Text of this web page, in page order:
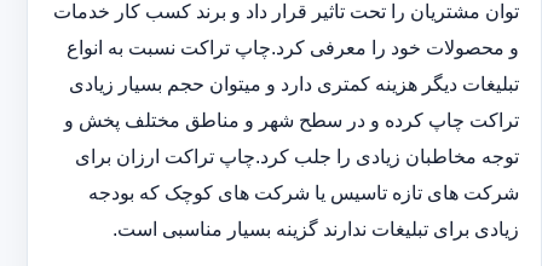
توان مشتریان را تحت تاثیر قرار داد و برند کسب کار خدمات
و محصولات خود را معرفی کرد.چاپ تراکت نسبت به انواع
تبلیغات دیگر هزینه کمتری دارد و می‎توان حجم بسیار زیادی
تراکت چاپ کرده و در سطح شهر و مناطق مختلف پخش و
توجه مخاطبان زیادی را جلب کرد.چاپ تراکت ارزان برای
شرکت های تازه تاسیس یا شرکت های کوچک که بودجه
زیادی برای تبلیغات ندارند گزینه بسیار مناسبی است.